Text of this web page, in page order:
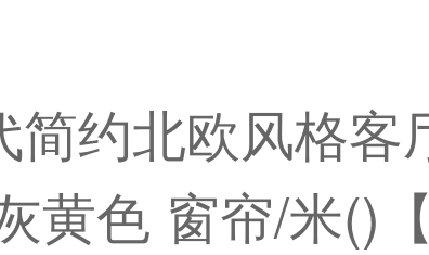
约北欧风格客
黄色 窗帘/米()